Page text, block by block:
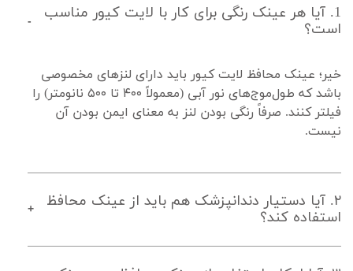
1. آیا هر عینک رنگی برای کار با لایت کیور مناسب
است؟
نیست.
۲. آیا دستیار دندانپزشک هم باید از عینک محافظ
استفاده کند؟